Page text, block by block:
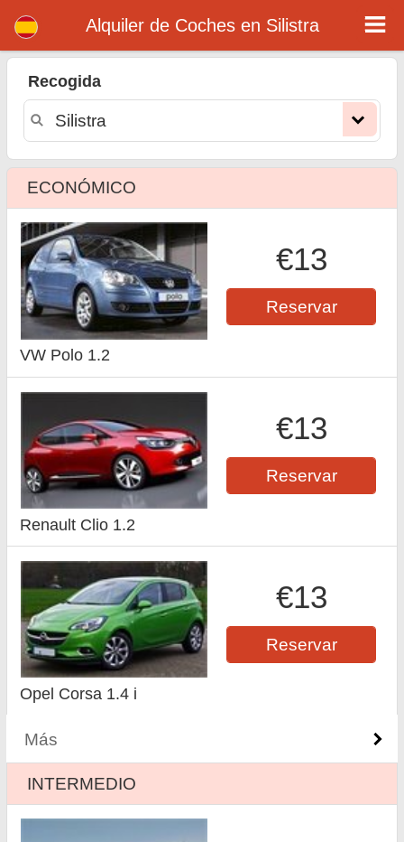
Alquiler de Coches en Silistra
Recogida
ECONÓMICO
€13
Reservar
VW Polo 1.2
€13
Reservar
Renault Clio 1.2
€13
Reservar
Opel Corsa 1.4 i
Más
INTERMEDIO